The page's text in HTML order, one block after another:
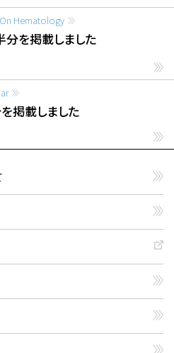
Hematology
を掲載しました
掲載しました